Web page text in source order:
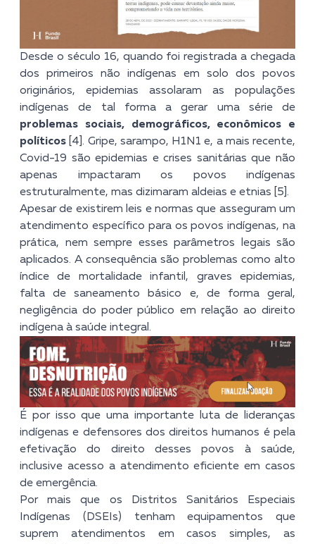
Desde o século 16, quando foi registrada a chegada
dos primeiros não indígenas em solo dos povos
originários, epidemias assolaram as populações
indígenas de tal forma a gerar uma série de
problemas sociais, demográficos, econômicos e
políticos [4]. Gripe, sarampo, H1N1 e, a mais recente,
Covid-19 são epidemias e crises sanitárias que não
apenas impactaram os povos indígenas
estruturalmente, mas dizimaram aldeias e etnias [5].
Apesar de existirem leis e normas que asseguram um
atendimento específico para os povos indígenas, na
prática, nem sempre esses parâmetros legais são
aplicados. A consequência são problemas como alto
índice de mortalidade infantil, graves epidemias,
falta de saneamento básico e, de forma geral,
negligência do poder público em relação ao direito
indígena à saúde integral.
É por isso que uma importante luta de lideranças
indígenas e defensores dos direitos humanos é pela
efetivação do direito desses povos à saúde,
inclusive acesso a atendimento eficiente em casos
de emergência.
Por mais que os Distritos Sanitários Especiais
Indígenas (DSEIs) tenham equipamentos que
suprem atendimentos em casos simples, as